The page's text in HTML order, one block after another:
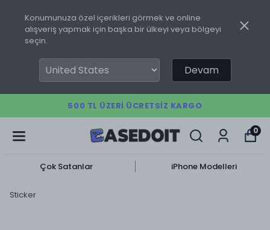
Konumunuza özel içerikleri görmek ve online
alışveriş yapmak için başka bir ülkeyi veya bölgeyi
seçin.
Devam
500 TL ÜZERI ÜCRETSIZ KARGO
0
Çok Satanlar iPhone Modelleri
Sticker